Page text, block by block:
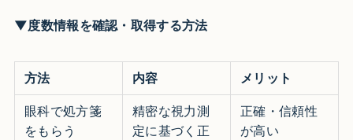
▼度数情報を確認・取得する方法
方法 内容 メリット
眼科で処方箋
をもらう
精密な視力測
定に基づく正
正確・信頼性
が高い